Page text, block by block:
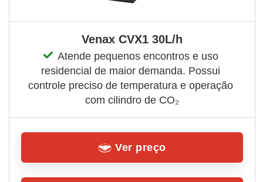
Venax CVX1 30L/h
Atende pequenos encontros e uso
residencial de maior demanda. Possui
controle preciso de temperatura e operação
com cilindro de CO₂
Ver preço